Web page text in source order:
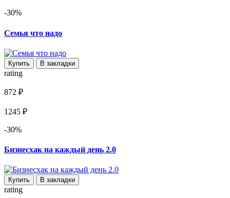
-30%
Семья что надо
Купить В закладки
rating
872 ₽
1245 ₽
-30%
Бизнесхак на каждый день 2.0
Купить В закладки
rating